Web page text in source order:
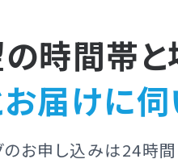
時間帯
届けに伺
お申し込みは24時間